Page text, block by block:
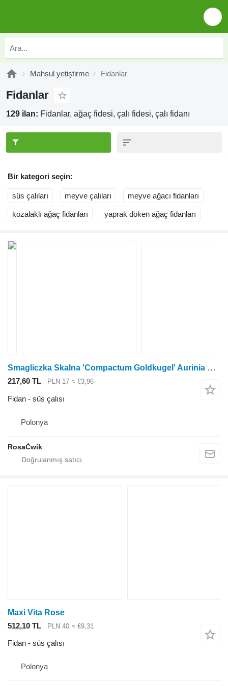
Mahsul yetiştirme Fidanlar
Fidanlar
129 ilan: Fidanlar, ağaç fidesi, çalı fidesi, çalı fidanı
Bir kategori seçin:
süs çalıları meyve çalıları meyve ağacı fidanları
kozalaklı ağaç fidanları yaprak döken ağaç fidanları
Smagliczka Skalna 'Compactum Goldkugel' Aurinia Saxatilis
217,60 TL PLN 17 ≈ €3,96
Fidan - süs çalısı
Polonya
RosaĆwik
Maxi Vita Rose
512,10 TL
PLN 40 ≈ €9,31
Fidan - süs çalısı
Polonya